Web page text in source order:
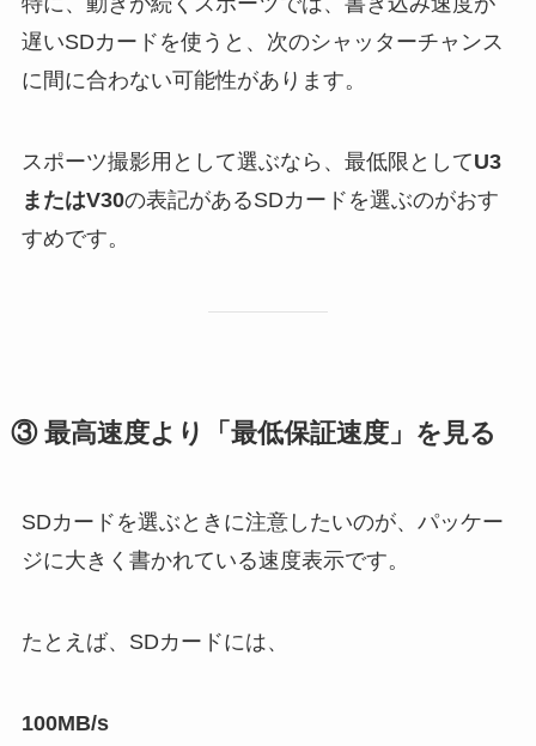
遅いSDカードを使うと、次のシャッターチャンス
に間に合わない可能性があります。
スポーツ撮影用として選ぶなら、最低限としてU3
またはV30の表記があるSDカードを選ぶのがおす
すめです。
③ 最高速度より「最低保証速度」を見る
SDカードを選ぶときに注意したいのが、パッケー
ジに大きく書かれている速度表示です。
たとえば、SDカードには、
100MB/s